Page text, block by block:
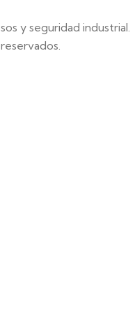
y seguridad industrial.